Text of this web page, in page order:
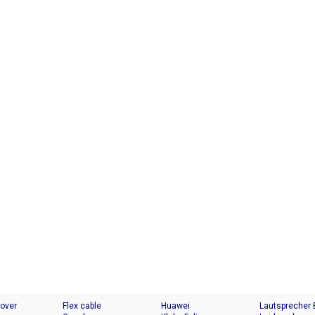
Flex cable
Huawei
Lautsprecher